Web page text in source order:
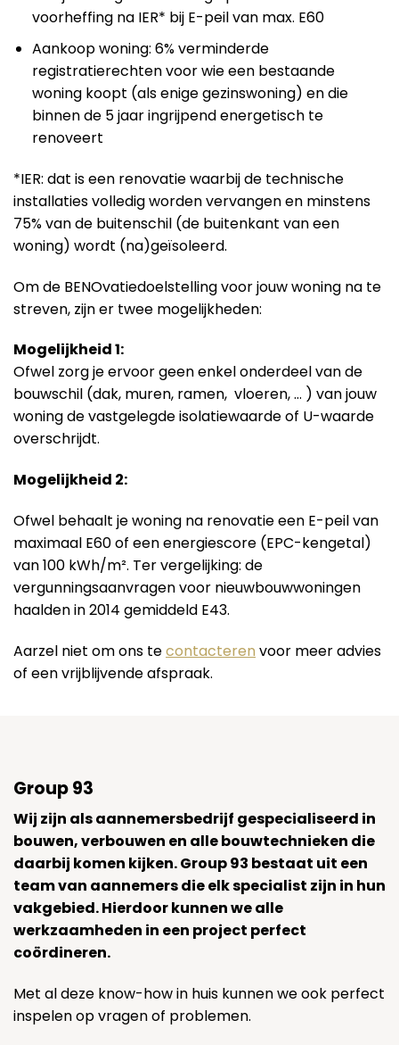
voorheffing na IER* bij E-peil van max. E60
Aankoop woning: 6% verminderde
registratierechten voor wie een bestaande
woning koopt (als enige gezinswoning) en die
binnen de 5 jaar ingrijpend energetisch te
renoveert
*IER: dat is een renovatie waarbij de technische
installaties volledig worden vervangen en minstens
75% van de buitenschil (de buitenkant van een
woning) wordt (na)geïsoleerd.
Om de BENOvatiedoelstelling voor jouw woning na te
streven, zijn er twee mogelijkheden:
Mogelijkheid 1:
Ofwel zorg je ervoor geen enkel onderdeel van de
bouwschil (dak, muren, ramen, vloeren, … ) van jouw
woning de vastgelegde isolatiewaarde of U-waarde
overschrijdt.
Mogelijkheid 2:
Ofwel behaalt je woning na renovatie een E-peil van
maximaal E60 of een energiescore (EPC-kengetal)
van 100 kWh/m². Ter vergelijking: de
vergunningsaanvragen voor nieuwbouwwoningen
haalden in 2014 gemiddeld E43.
Aarzel niet om ons tecontacteren voor meer advies
of een vrijblijvende afspraak.
Group 93
Wij zijn als aannemersbedrijf gespecialiseerd in
bouwen, verbouwen en alle bouwtechnieken die
daarbij komen kijken. Group 93 bestaat uit een
team van aannemers die elk specialist zijn in hun
vakgebied. Hierdoor kunnen we alle
werkzaamheden in een project perfect
coördineren.
Met al deze know-how in huis kunnen we ook perfect
inspelen op vragen of problemen.